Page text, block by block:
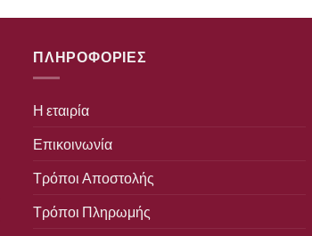
ΠΛΗΡΟΦΟΡΙΕΣ
Η εταιρία
Επικοινωνία
Τρόποι Αποστολής
Τρόποι Πληρωμής